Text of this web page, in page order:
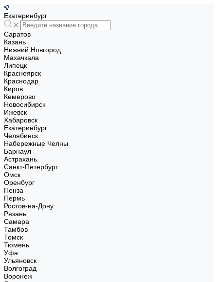
Екатеринбург
Саратов
Казань
Нижний Новгород
Махачкала
Липецк
Красноярск
Краснодар
Киров
Кемерово
Новосибирск
Ижевск
Хабаровск
Екатеринбург
Челябинск
Набережные Челны
Барнаул
Астрахань
Санкт-Петербург
Омск
Оренбург
Пенза
Пермь
Ростов-на-Дону
Рязань
Самара
Тамбов
Томск
Тюмень
Уфа
Ульяновск
Волгоград
Воронеж